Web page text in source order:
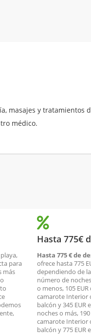
masajes y tratamientos
médico.
para
más
Hasta 775€
Hasta 775 € de
ofrece hasta 775
dependiendo de
número de
o menos, 105
camarote Interior
balcón y 345 EUR
noches o más,
camarote Interior
balcón y 775 EUR